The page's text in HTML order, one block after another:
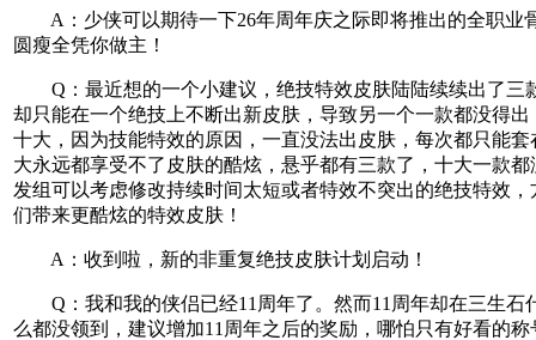
A：少侠可以期待一下26年周年庆之际即将推出的全职业
圆瘦全凭你做主！
Q：最近想的一个小建议，绝技特效皮肤陆陆续续出了三
却只能在一个绝技上不断出新皮肤，导致另一个一款都没得出
十大，因为技能特效的原因，一直没法出皮肤，每次都只能套
大永远都享受不了皮肤的酷炫，悬乎都有三款了，十大一款都
发组可以考虑修改持续时间太短或者特效不突出的绝技特效，
们带来更酷炫的特效皮肤！
A：收到啦，新的非重复绝技皮肤计划启动！
Q：我和我的侠侣已经11周年了。然而11周年却在三生石
么都没领到，建议增加11周年之后的奖励，哪怕只有好看的